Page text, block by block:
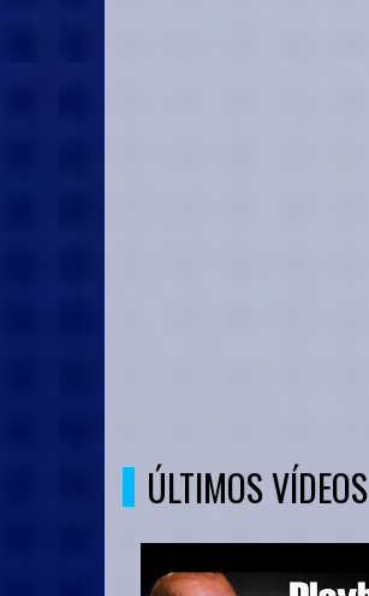
ÚLTIMOS VÍDEOS